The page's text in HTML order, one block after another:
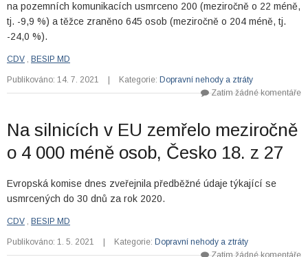
na pozemních komunikacích usmrceno 200 (meziročně o 22 méně,
tj. -9,9 %) a těžce zraněno 645 osob (meziročně o 204 méně, tj.
-24,0 %).
CDV , BESIP MD
Publikováno: 14. 7. 2021 Kategorie: Dopravní nehody a ztráty
Zatím žádné komentáře
Na silnicích v EU zemřelo meziročně
o 4 000 méně osob, Česko 18. z 27
Evropská komise dnes zveřejnila předběžné údaje týkající se
usmrcených do 30 dnů za rok 2020.
CDV , BESIP MD
Publikováno: 1. 5. 2021 Kategorie: Dopravní nehody a ztráty
Zatím žádné komentáře